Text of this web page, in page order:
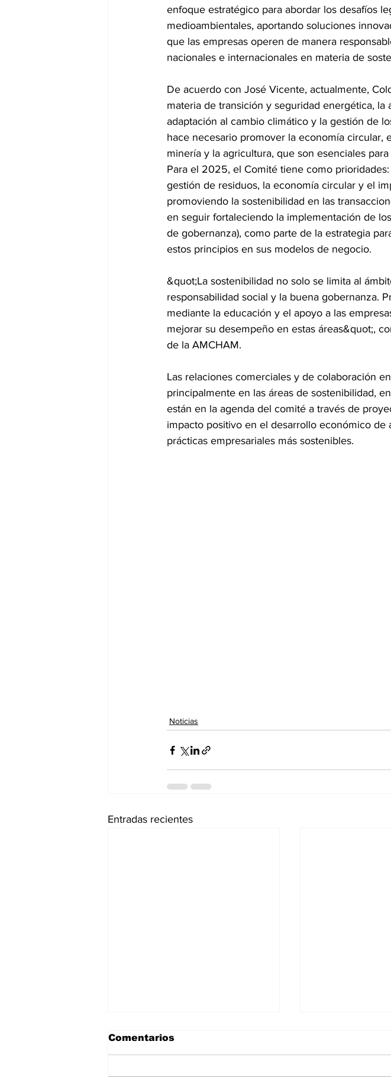
enfoque estratégico para abordar los desafíos
medioambientales, aportando soluciones
que las empresas operen de manera
nacionales e internacionales en materia de
De acuerdo con José Vicente, actualmente,
materia de transición y seguridad energética,
adaptación al cambio climático y la gestión de
hace necesario promover la economía circular,
minería y la agricultura, que son esenciales
Para el 2025, el Comité tiene como
gestión de residuos, la economía circular y el
promoviendo la sostenibilidad en las
en seguir fortaleciendo la implementación de
de gobernanza), como parte de la estrategia
estos principios en sus modelos de negocio.
&quot;La sostenibilidad no solo se limita al
responsabilidad social y la buena gobernanza.
mediante la educación y el apoyo a las
mejorar su desempeño en estas áreas&quot;,
de la AMCHAM.
Las relaciones comerciales y de colaboración
principalmente en las áreas de sostenibilidad,
están en la agenda del comité a través de
impacto positivo en el desarrollo económico de
prácticas empresariales más sostenibles.
Noticias
Entradas recientes
Comentarios